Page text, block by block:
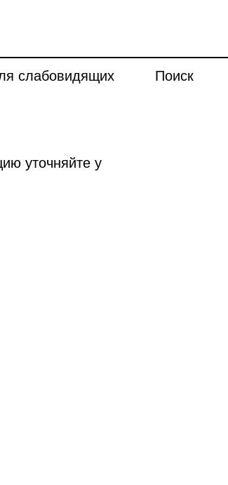
слабовидящих Поиск
уточняйте у